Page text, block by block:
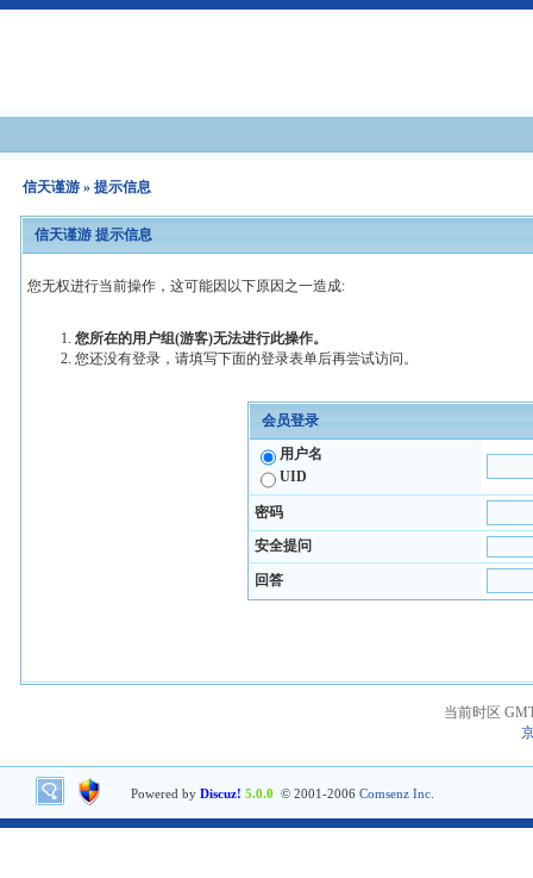
信天谨游 » 提示信息
信天谨游 提示信息
您无权进行当前操作，这可能因以下原因之一造成:
您所在的用户组(游客)无法进行此操作。
您还没有登录，请填写下面的登录表单后再尝试访问。
会员登录
用户名
UID
密码
安全提问
回答
当前时区
Powered by Discuz! 5.0.0 © 2001-2006 Comsenz Inc.